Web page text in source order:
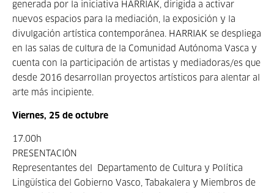
generada por la iniciativa HARRIAK, dirigida a activar
nuevos espacios para la mediación, la exposición y la
divulgación artística contemporánea. HARRIAK se despliega
en las salas de cultura de la Comunidad Autónoma Vasca y
cuenta con la participación de artistas y mediadoras/es que
desde 2016 desarrollan proyectos artísticos para alentar al
arte más incipiente.
Viernes, 25 de octubre
17.00h
PRESENTACIÓN
Representantes del Departamento de Cultura y Política
Lingüística del Gobierno Vasco, Tabakalera y Miembros de